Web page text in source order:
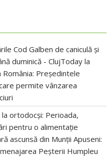
Cod Galben de caniculă și
duminică - ClujToday la
Președintele
permite vânzarea
ortodocși: Perioada,
pentru o alimentație
ascunsă din Munții Apuseni:
Peșterii Humpleu